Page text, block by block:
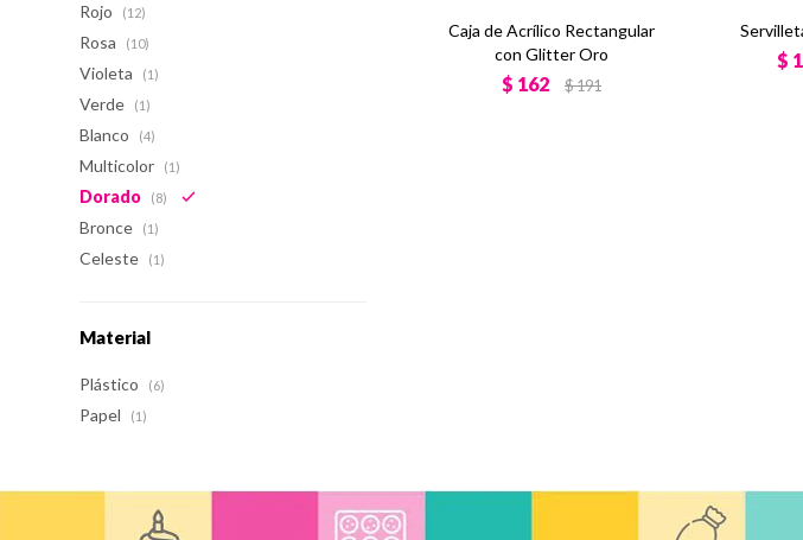
Caja de Acrílico Rectangular
con Glitter Oro
$ 162 $191
$
Rojo (12)
Rosa (10)
Violeta (1)
Verde (1)
Blanco (4)
Multicolor (1)
Dorado (8)
Bronce (1)
Celeste (1)
Material
Plástico (6)
Papel (1)